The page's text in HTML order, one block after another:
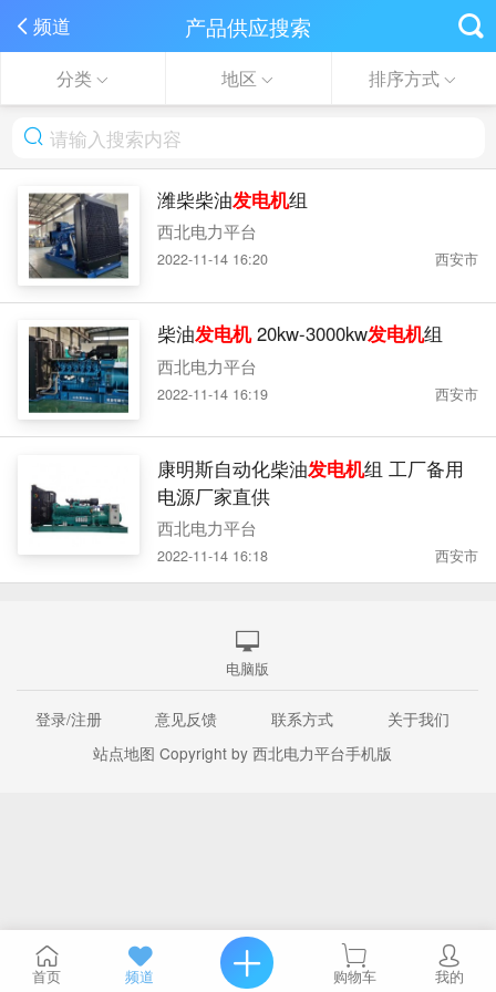
频道 产品供应搜索
分类 地区 排序方式
潍柴柴油发电机组
西北电力平台
2022-11-14 16:20 西安市
柴油发电机20kw-3000kw发电机组
西北电力平台
2022-11-14 16:19 西安市
康明斯自动化柴油发电机组 工厂备用
电源厂家直供
西北电力平台
2022-11-14 16:18 西安市
电脑版
登录/注册 意见反馈 联系方式
关于我们
站点地图 Copyright by 西北电力平台手机版
首页 频道 购物车 我的